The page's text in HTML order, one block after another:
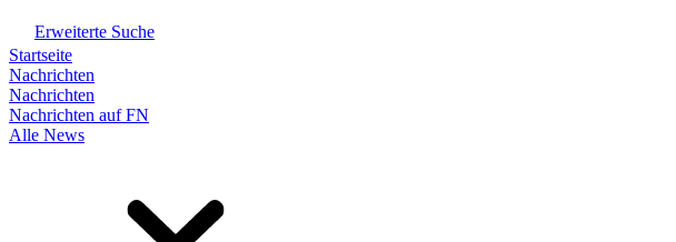
Erweiterte Suche
Startseite
Nachrichten
Nachrichten
Nachrichten auf FN
Alle News